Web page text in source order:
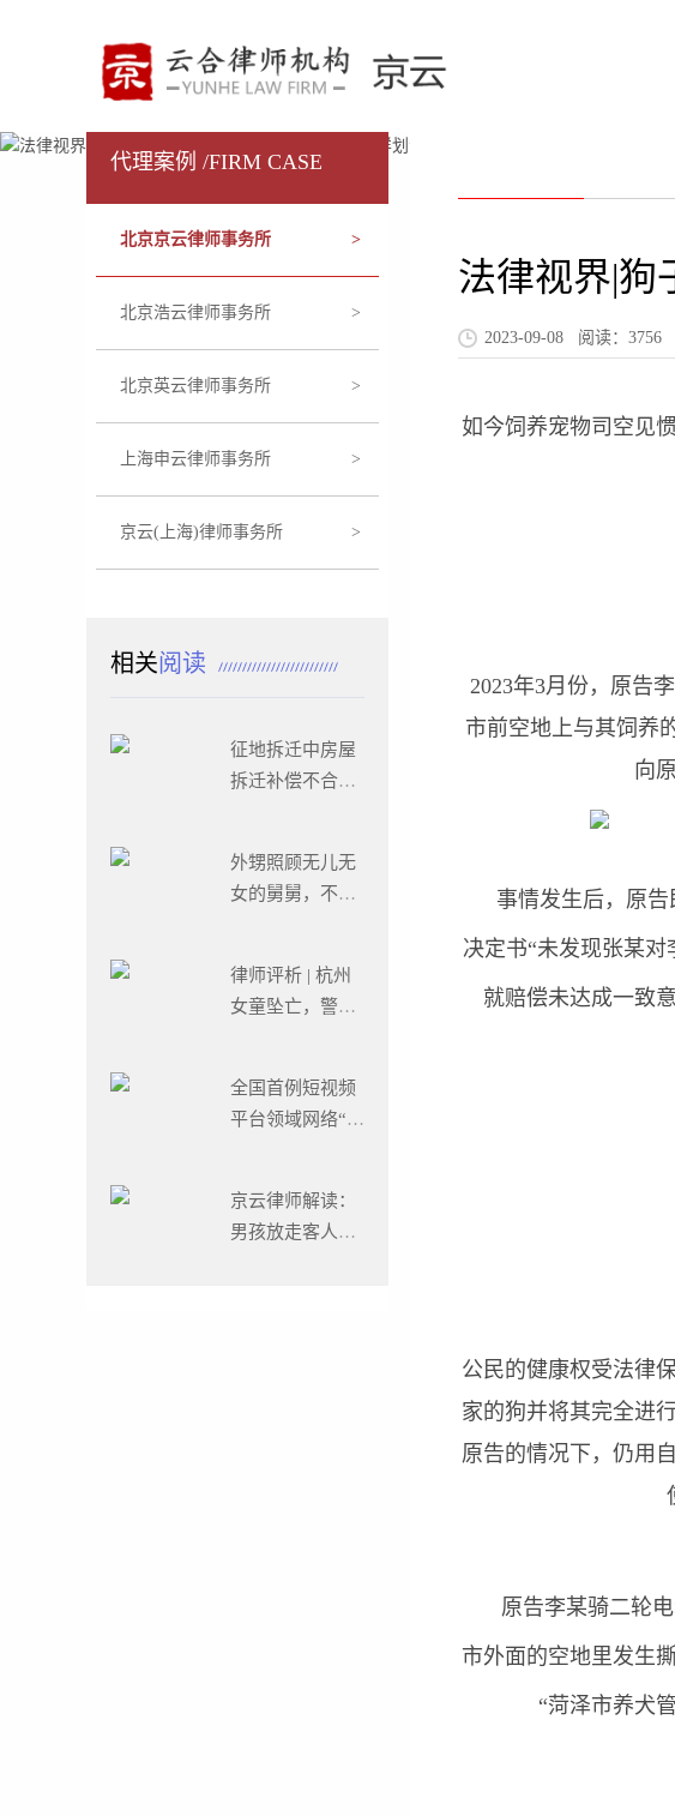
代理案例 /FIRM CASE
北京京云律师事务所 >
北京浩云律师事务所 >
北京英云律师事务所 >
上海申云律师事务所 >
京云(上海)律师事务所 >
相关阅读
征地拆迁中房屋
拆迁补偿不合理
外甥照顾无儿无
女的舅舅，不料
律师评析 | 杭州
女童坠亡，警方
全国首例短视频
平台领域网络“爬
京云律师解读：
男孩放走客人寄
法律视界|
2023-09-08 阅读：3756
如今饲养宠物司空见
2023年3月份，原告
市前空地上与其饲养
向
事情发生后，原告
决定书“未发现张某
就赔偿未达成一致
公民的健康权受法律
家的狗并将其完全进
原告的情况下，仍用
原告李某骑二轮电
市外面的空地里发生
“菏泽市养犬